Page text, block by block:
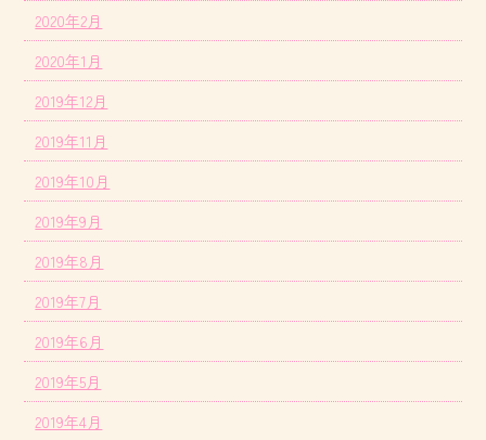
2020年2月
2020年1月
2019年12月
2019年11月
2019年10月
2019年9月
2019年8月
2019年7月
2019年6月
2019年5月
2019年4月